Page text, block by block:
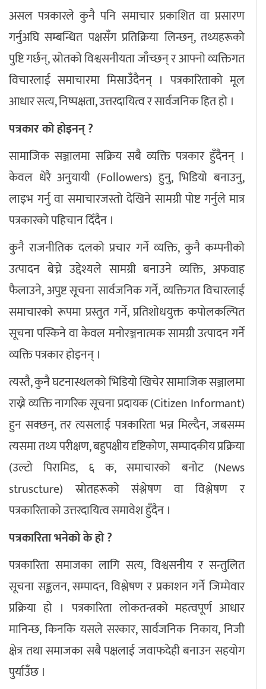
असल पत्रकारले कुनै पनि समाचार प्रकाशित वा प्रसारण
गर्नुअघि सम्बन्धित पक्षसँग प्रतिक्रिया लिन्छन्, तथ्यहरूको
पुष्टि गर्छन्, स्रोतको विश्वसनीयता जाँच्छन् र आफ्नो व्यक्तिगत
विचारलाई समाचारमा मिसाउँदैनन् । पत्रकारिताको मूल
आधार सत्य, निष्पक्षता, उत्तरदायित्व र सार्वजनिक हित हो ।
पत्रकार को होइनन् ?
सामाजिक सञ्जालमा सक्रिय सबै व्यक्ति पत्रकार हुँदैनन् ।
केवल धेरै अनुयायी (Followers) हुनु, भिडियो बनाउनु,
लाइभ गर्नु वा समाचारजस्तो देखिने सामग्री पोष्ट गर्नुले मात्र
पत्रकारको पहिचान दिँदैन ।
कुनै राजनीतिक दलको प्रचार गर्ने व्यक्ति, कुनै कम्पनीको
उत्पादन बेच्ने उद्देश्यले सामग्री बनाउने व्यक्ति, अफवाह
फैलाउने, अपुष्ट सूचना सार्वजनिक गर्ने, व्यक्तिगत विचारलाई
समाचारको रूपमा प्रस्तुत गर्ने, प्रतिशोधयुक्त कपोलकल्पित
सूचना पस्किने वा केवल मनोरञ्जनात्मक सामग्री उत्पादन गर्ने
व्यक्ति पत्रकार होइनन् ।
त्यस्तै, कुनै घटनास्थलको भिडियो खिचेर सामाजिक सञ्जालमा
राख्ने व्यक्ति नागरिक सूचना प्रदायक (Citizen Informant)
हुन सक्छन्, तर त्यसलाई पत्रकारिता भन्न मिल्दैन, जबसम्म
त्यसमा तथ्य परीक्षण, बहुपक्षीय दृष्टिकोण, सम्पादकीय प्रक्रिया
(उल्टो पिरामिड, ६ क, समाचारको बनोट (News
struscture) स्रोतहरूको संश्लेषण वा विश्लेषण र
पत्रकारिताको उत्तरदायित्व समावेश हुँदैन ।
पत्रकारिता भनेको के हो ?
पत्रकारिता समाजका लागि सत्य, विश्वसनीय र सन्तुलित
सूचना सङ्कलन, सम्पादन, विश्लेषण र प्रकाशन गर्ने जिम्मेवार
प्रक्रिया हो । पत्रकारिता लोकतन्त्रको महत्वपूर्ण आधार
मानिन्छ, किनकि यसले सरकार, सार्वजनिक निकाय, निजी
क्षेत्र तथा समाजका सबै पक्षलाई जवाफदेही बनाउन सहयोग
पुर्याउँछ ।